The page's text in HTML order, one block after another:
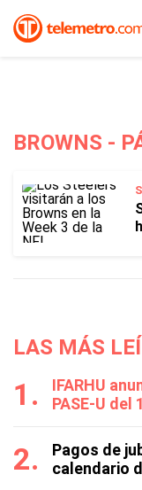
BROWNS -
LAS MÁS
IFARHU
PASE-U del
Pagos de
calendario